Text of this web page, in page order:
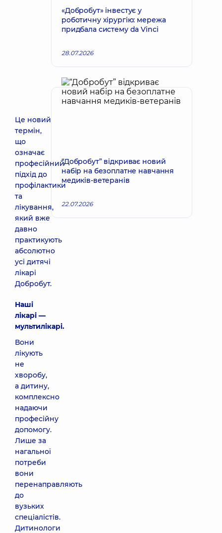
Це новий
термін,
що
означає
професійний
підхід до
профілактики
та
лікування,
який вже
давно
практикують
абсолютно
усі дитячі
лікарі
Добробут.
Наші
лікарі —
мультилікарі.
Вони
лікують
не
хворобу,
а дитину,
комплексно
надаючи
професійну
допомогу.
Лише за
нагальної
потреби
вони
перенаправляють
до
вузьких
спеціалістів.
Дитинологи
«Добробут» інвестує у
роботичну хірургію: мережа
придбала систему da Vinci
28.07.2026
“Добробут” відкриває новий
набір на безоплатне навчання
медиків-ветеранів
22.07.2026